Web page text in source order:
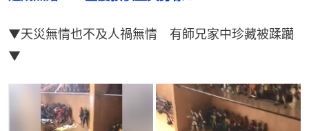
▼天災無情也不及人禍無情　有師兄家中珍藏被蹂躪
▼